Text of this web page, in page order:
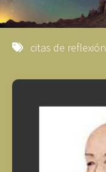
citas de reflexión